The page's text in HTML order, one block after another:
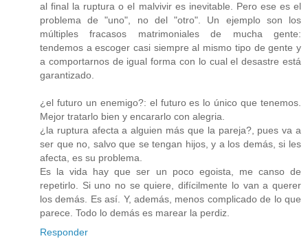
al final la ruptura o el malvivir es inevitable. Pero ese es el
problema de "uno", no del "otro". Un ejemplo son los
múltiples fracasos matrimoniales de mucha gente:
tendemos a escoger casi siempre al mismo tipo de gente y
a comportarnos de igual forma con lo cual el desastre está
garantizado.
¿el futuro un enemigo?: el futuro es lo único que tenemos.
Mejor tratarlo bien y encararlo con alegria.
¿la ruptura afecta a alguien más que la pareja?, pues va a
ser que no, salvo que se tengan hijos, y a los demás, si les
afecta, es su problema.
Es la vida hay que ser un poco egoista, me canso de
repetirlo. Si uno no se quiere, difícilmente lo van a querer
los demás. Es así. Y, además, menos complicado de lo que
parece. Todo lo demás es marear la perdiz.
Responder